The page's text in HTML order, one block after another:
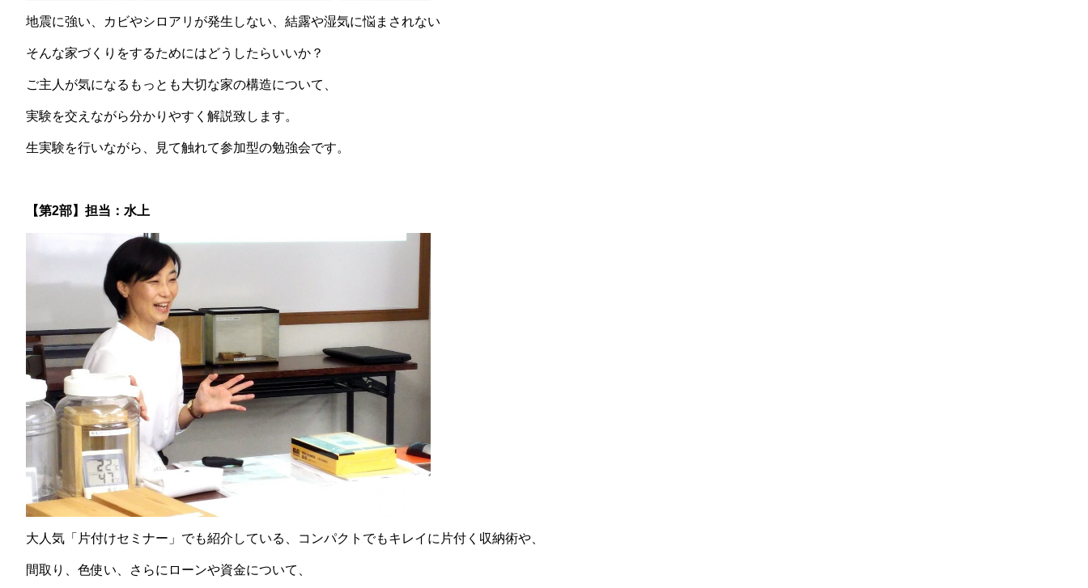
地震に強い、カビやシロアリが発生しない、結露や湿気に悩まされない
そんな家づくりをするためにはどうしたらいいか？
ご主人が気になるもっとも大切な家の構造について、
実験を交えながら分かりやすく解説致します。
生実験を行いながら、見て触れて参加型の勉強会です。
【第2部】担当：水上
大人気「片付けセミナー」でも紹介している、コンパクトでもキレイに片付く収納術や、
間取り、色使い、さらにローンや資金について、